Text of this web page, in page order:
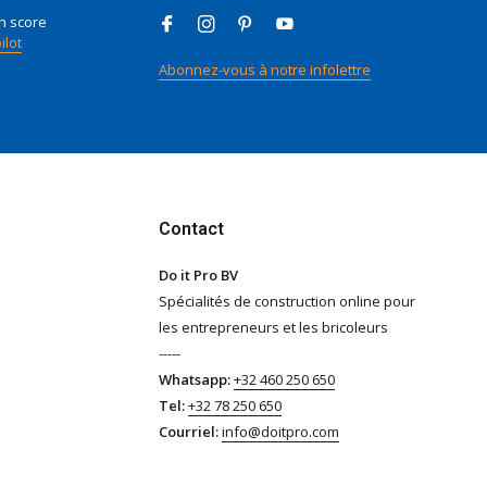
score
Abonnez-vous à notre infolettre
Contact
Do it Pro BV
Spécialités de construction online pour
les entrepreneurs et les bricoleurs
-----
Whatsapp:+32 460 250 650
Tel:+32 78 250 650
Courriel:info@doitpro.com